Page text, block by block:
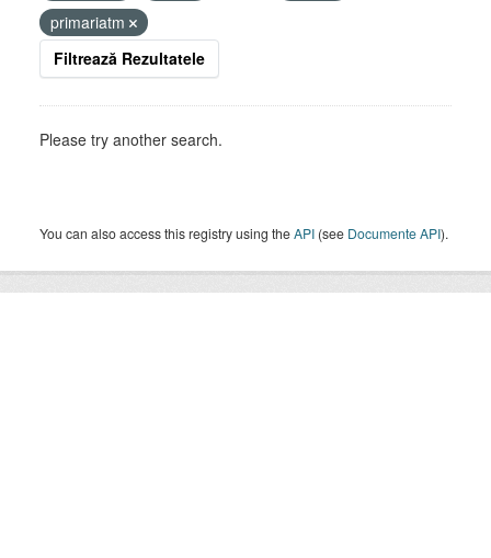
primariatm
Filtrează Rezultatele
Please try another search.
You can also access this registry using theAPI (see Documente API).